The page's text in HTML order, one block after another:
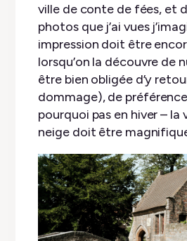
ville de conte de fées, et
photos que j’ai vues
impression doit être
lorsqu’on la découvre de
être bien obligée d’y
dommage), de
pourquoi pas en hiver – la
neige doit être